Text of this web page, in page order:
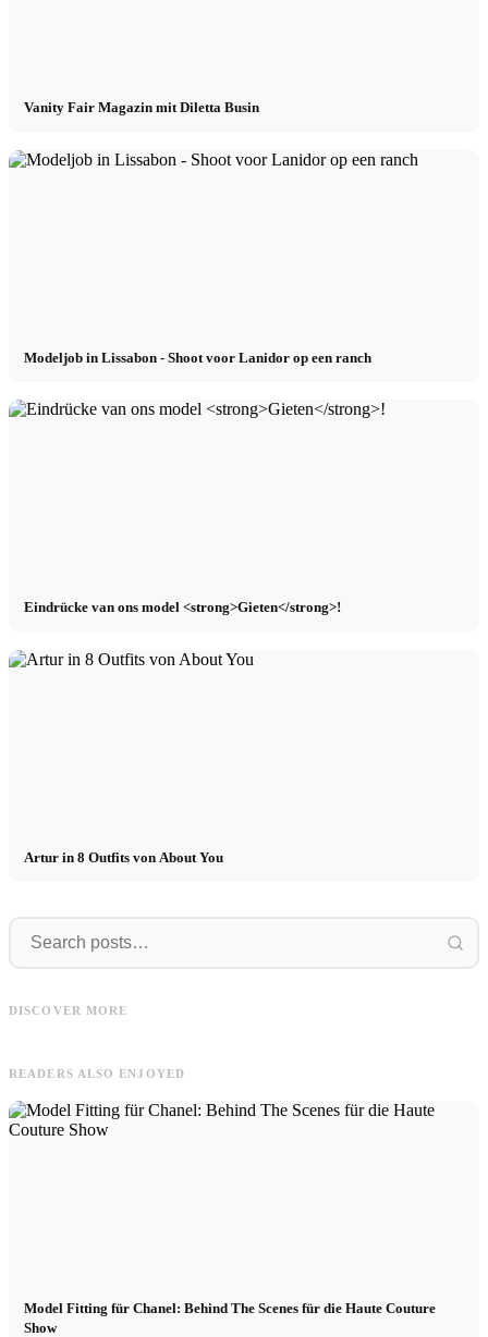
Vanity Fair Magazin mit Diletta Busin
Modeljob in Lissabon - Shoot voor Lanidor op een ranch
Eindrücke van ons model <strong>Gieten</strong>!
Artur in 8 Outfits von About You
DISCOVER MORE
bewerben & Fotoshooting gewinnen
READERS ALSO ENJOYED
Model Fitting für Chanel: Behind The Scenes für die Haute Couture
Show